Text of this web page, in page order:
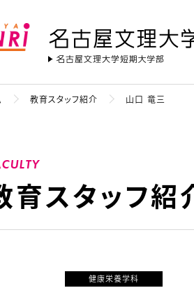
名古屋文理大学
教育スタッフ紹介 山口 竜三
育スタッフ紹
健康栄養学科